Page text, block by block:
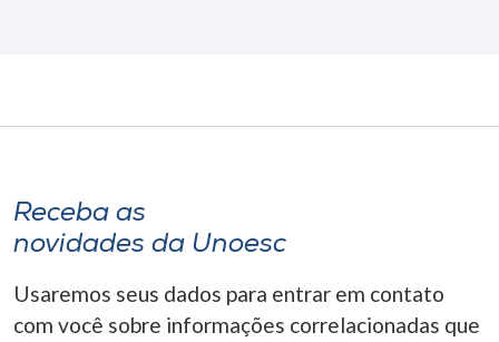
Receba as
novidades da Unoesc
Usaremos seus dados para entrar em contato
com você sobre informações correlacionadas que